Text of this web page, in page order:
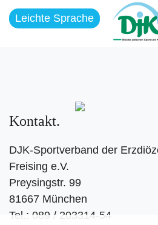
Leichte Sprache
Kontakt
DJK-Sportverband der
Freising e.V.
Preysingstr. 99
81667 München
Tel.: 089 / 203314-54